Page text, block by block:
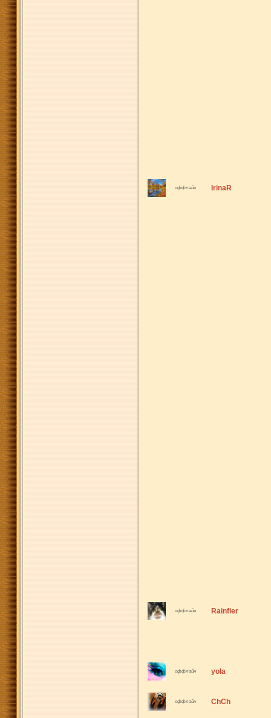
оффлайн IrinaR
оффлайн Rainfier
оффлайн yola
оффлайн ChCh